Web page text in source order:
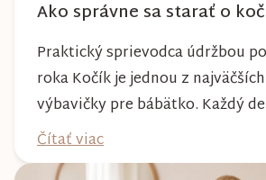
Ako správne sa starať o
Praktický sprievodca údržbou
roka Kočík je jednou z
výbavičky pre bábätko. Každý
absolvujete prechádzky po
na lesných chodníkoch aj počas
Čítať viac